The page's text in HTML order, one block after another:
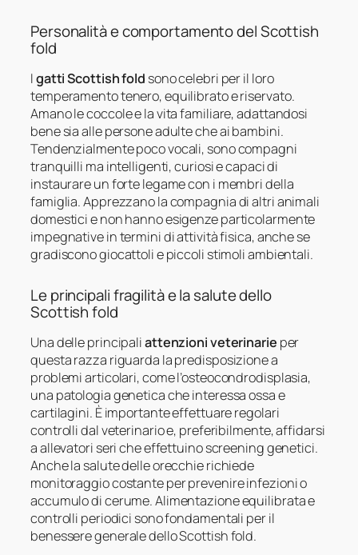
Personalità e comportamento del Scottish
fold
Igatti Scottish fold sono celebri per il loro
temperamento tenero, equilibrato e riservato.
Amano le coccole e la vita familiare, adattandosi
bene sia alle persone adulte che ai bambini.
Tendenzialmente poco vocali, sono compagni
tranquilli ma intelligenti, curiosi e capaci di
instaurare un forte legame con i membri della
famiglia. Apprezzano la compagnia di altri animali
domestici e non hanno esigenze particolarmente
impegnative in termini di attività fisica, anche se
gradiscono giocattoli e piccoli stimoli ambientali.
Le principali fragilità e la salute dello
Scottish fold
Una delle principaliattenzioni veterinarie per
questa razza riguarda la predisposizione a
problemi articolari, come l’osteocondrodisplasia,
una patologia genetica che interessa ossa e
cartilagini. È importante effettuare regolari
controlli dal veterinario e, preferibilmente, affidarsi
a allevatori seri che effettuino screening genetici.
Anche la salute delle orecchie richiede
monitoraggio costante per prevenire infezioni o
accumulo di cerume. Alimentazione equilibrata e
controlli periodici sono fondamentali per il
benessere generale dello Scottish fold.